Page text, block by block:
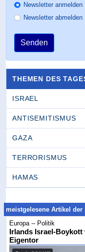
Newsletter anmelden
Newsletter abmelden
Senden
THEMEN DES
ISRAEL
ANTISEMITISMUS
GAZA
TERRORISMUS
HAMAS
meistgelesene Artikel der
Europa -- Politik
Irlands Israel-
Eigentor